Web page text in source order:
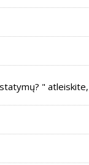
" atleiskite,